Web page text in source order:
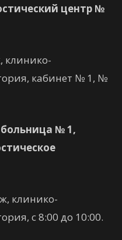
центр №
клинико-
кабинет № 1, №
№ 1,
клинико-
с 8:00 до 10:00.